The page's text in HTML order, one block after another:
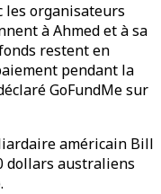
les organisateurs
à Ahmed et à sa
restent en
pendant la
GoFundMe sur
américain Bill
dollars australiens